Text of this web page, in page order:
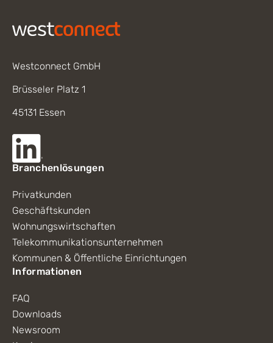
Westconnect GmbH
Brüsseler Platz 1
45131 Essen
Branchenlösungen
Privatkunden
Geschäftskunden
Wohnungswirtschaften
Telekommunikationsunternehmen
Kommunen & Öffentliche Einrichtungen
Informationen
FAQ
Downloads
Newsroom